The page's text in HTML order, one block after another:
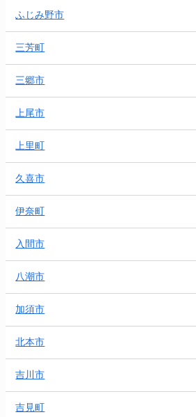
ふじみ野市
三芳町
三郷市
上尾市
上里町
久喜市
伊奈町
入間市
八潮市
加須市
北本市
吉川市
吉見町